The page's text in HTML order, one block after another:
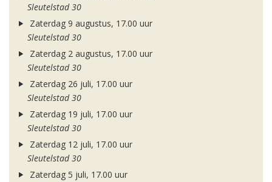
Sleutelstad 30
Zaterdag 9 augustus, 17.00 uur
Sleutelstad 30
Zaterdag 2 augustus, 17.00 uur
Sleutelstad 30
Zaterdag 26 juli, 17.00 uur
Sleutelstad 30
Zaterdag 19 juli, 17.00 uur
Sleutelstad 30
Zaterdag 12 juli, 17.00 uur
Sleutelstad 30
Zaterdag 5 juli, 17.00 uur